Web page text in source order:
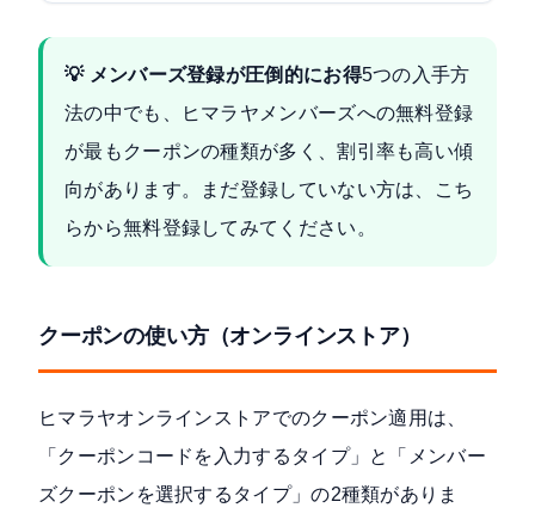
💡 メンバーズ登録が圧倒的にお得5つの入手方
法の中でも、ヒマラヤメンバーズへの無料登録
が最もクーポンの種類が多く、割引率も高い傾
向があります。まだ登録していない方は、
こち
らから無料登録してみてください。
クーポンの使い方（オンラインストア）
ヒマラヤオンラインストアでのクーポン適用は、
「クーポンコードを入力するタイプ」と「メンバー
ズクーポンを選択するタイプ」の2種類がありま